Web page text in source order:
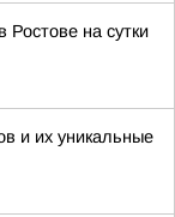
на сутки
и их уникальные